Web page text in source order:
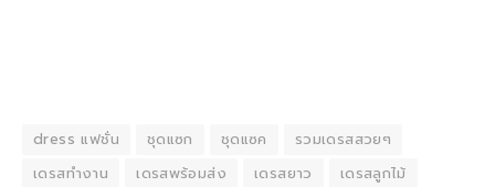
dress แฟชั่น ชุดแซก ชุดแซค
รวมเดรสสวยๆ
เดรสทำงาน
เดรสพร้อมส่ง เดรสยาว
เดรสลูกไม้